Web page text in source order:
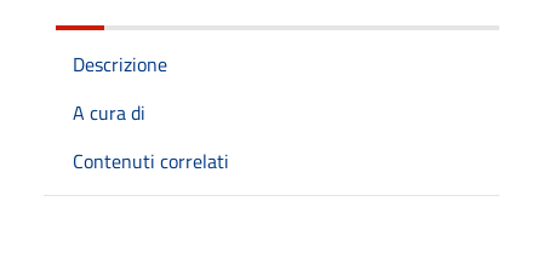
Descrizione
A cura di
Contenuti correlati